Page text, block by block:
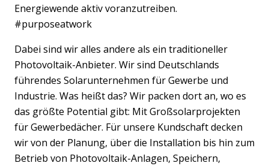
Energiewende aktiv voranzutreiben.
#purposeatwork
Dabei sind wir alles andere als ein traditioneller
Photovoltaik-Anbieter. Wir sind Deutschlands
führendes Solarunternehmen für Gewerbe und
Industrie. Was heißt das? Wir packen dort an, wo es
das größte Potential gibt: Mit Großsolarprojekten
für Gewerbedächer. Für unsere Kundschaft decken
wir von der Planung, über die Installation bis hin zum
Betrieb von Photovoltaik-Anlagen, Speichern,